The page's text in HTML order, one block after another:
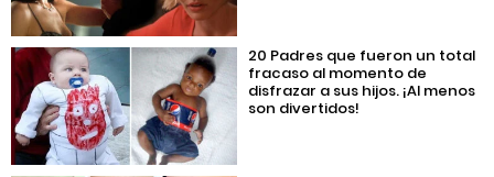
20 Padres que fueron un total
fracaso al momento de
disfrazar a sus hijos. ¡Al menos
son divertidos!